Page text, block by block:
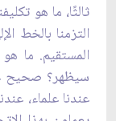
ثالثًا، ما هو
التزمنا بالخط
المستقيم. ما
سيظهر؟ صحيح
عندنا علماء،